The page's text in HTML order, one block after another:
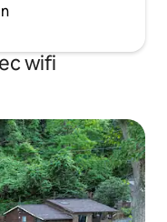
wifi